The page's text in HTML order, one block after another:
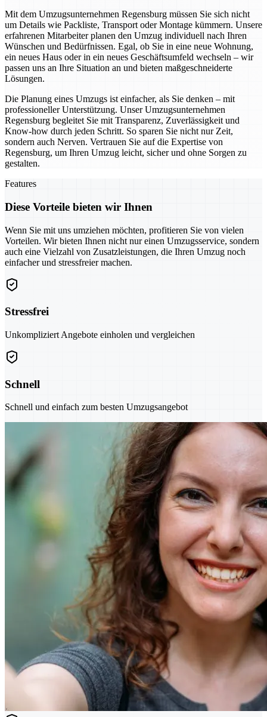
Mit dem Umzugsunternehmen Regensburg müssen Sie sich nicht
um Details wie Packliste, Transport oder Montage kümmern. Unsere
erfahrenen Mitarbeiter planen den Umzug individuell nach Ihren
Wünschen und Bedürfnissen. Egal, ob Sie in eine neue Wohnung,
ein neues Haus oder in ein neues Geschäftsumfeld wechseln – wir
passen uns an Ihre Situation an und bieten maßgeschneiderte
Lösungen.
Die Planung eines Umzugs ist einfacher, als Sie denken – mit
professioneller Unterstützung. Unser Umzugsunternehmen
Regensburg begleitet Sie mit Transparenz, Zuverlässigkeit und
Know-how durch jeden Schritt. So sparen Sie nicht nur Zeit,
sondern auch Nerven. Vertrauen Sie auf die Expertise von
Regensburg, um Ihren Umzug leicht, sicher und ohne Sorgen zu
gestalten.
Features
Diese Vorteile bieten wir Ihnen
Wenn Sie mit uns umziehen möchten, profitieren Sie von vielen
Vorteilen. Wir bieten Ihnen nicht nur einen Umzugsservice, sondern
auch eine Vielzahl von Zusatzleistungen, die Ihren Umzug noch
einfacher und stressfreier machen.
Stressfrei
Unkompliziert Angebote einholen und vergleichen
Schnell
Schnell und einfach zum besten Umzugsangebot